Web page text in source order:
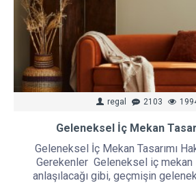
regal 2103
Geleneksel İç Mekan
Geleneksel İç Mekan Tasarımı
Gerekenler Geleneksel iç mekan
anlaşılacağı gibi, geçmişin